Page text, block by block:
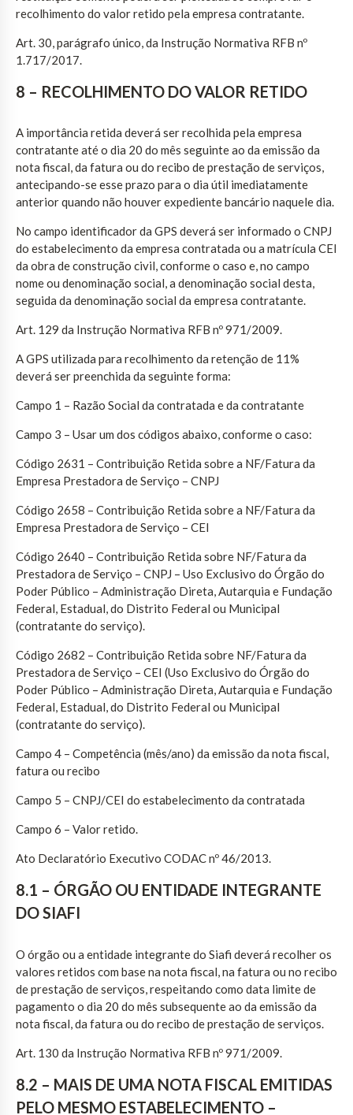
recolhimento do valor retido pela empresa contratante.
Art. 30, parágrafo único, da Instrução Normativa RFB nº
1.717/2017.
8 – RECOLHIMENTO DO VALOR RETIDO
A importância retida deverá ser recolhida pela empresa
contratante até o dia 20 do mês seguinte ao da emissão da
nota fiscal, da fatura ou do recibo de prestação de serviços,
antecipando-se esse prazo para o dia útil imediatamente
anterior quando não houver expediente bancário naquele dia.
No campo identificador da GPS deverá ser informado o CNPJ
do estabelecimento da empresa contratada ou a matrícula CEI
da obra de construção civil, conforme o caso e, no campo
nome ou denominação social, a denominação social desta,
seguida da denominação social da empresa contratante.
Art. 129 da Instrução Normativa RFB nº 971/2009.
A GPS utilizada para recolhimento da retenção de 11%
deverá ser preenchida da seguinte forma:
Campo 1 – Razão Social da contratada e da contratante
Campo 3 – Usar um dos códigos abaixo, conforme o caso:
Código 2631 – Contribuição Retida sobre a NF/Fatura da
Empresa Prestadora de Serviço – CNPJ
Código 2658 – Contribuição Retida sobre a NF/Fatura da
Empresa Prestadora de Serviço – CEI
Código 2640 – Contribuição Retida sobre NF/Fatura da
Prestadora de Serviço – CNPJ – Uso Exclusivo do Órgão do
Poder Público – Administração Direta, Autarquia e Fundação
Federal, Estadual, do Distrito Federal ou Municipal
(contratante do serviço).
Código 2682 – Contribuição Retida sobre NF/Fatura da
Prestadora de Serviço – CEI (Uso Exclusivo do Órgão do
Poder Público – Administração Direta, Autarquia e Fundação
Federal, Estadual, do Distrito Federal ou Municipal
(contratante do serviço).
Campo 4 – Competência (mês/ano) da emissão da nota fiscal,
fatura ou recibo
Campo 5 – CNPJ/CEI do estabelecimento da contratada
Campo 6 – Valor retido.
Ato Declaratório Executivo CODAC nº 46/2013.
8.1 – ÓRGÃO OU ENTIDADE INTEGRANTE
DO SIAFI
O órgão ou a entidade integrante do Siafi deverá recolher os
valores retidos com base na nota fiscal, na fatura ou no recibo
de prestação de serviços, respeitando como data limite de
pagamento o dia 20 do mês subsequente ao da emissão da
nota fiscal, da fatura ou do recibo de prestação de serviços.
Art. 130 da Instrução Normativa RFB nº 971/2009.
8.2 – MAIS DE UMA NOTA FISCAL EMITIDAS
PELO MESMO ESTABELECIMENTO –